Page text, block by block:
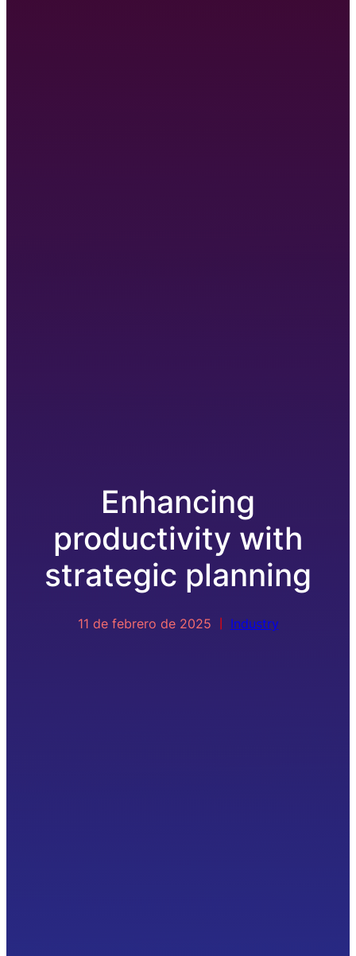
Enhancing
productivity with
strategic planning
11 de febrero de 2025 Industry